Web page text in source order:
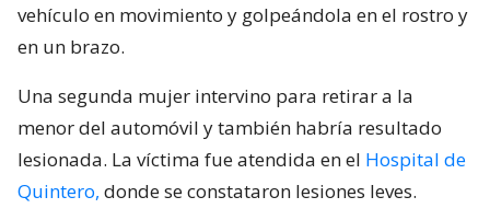
vehículo en movimiento y golpeándola en el rostro y
en un brazo.
Una segunda mujer intervino para retirar a la
menor del automóvil y también habría resultado
lesionada. La víctima fue atendida en el Hospital de
Quintero, donde se constataron lesiones leves.